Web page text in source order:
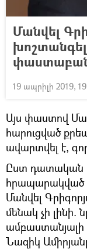
Մանվել
19 ապրիլի 2019,
Այս փաստով
հարուցված
ավարտվել է,
Ըստ դատական
հրապարակված
Մանվել
մենակ չի լինի.
ամբաստանյալի
Նազիկ